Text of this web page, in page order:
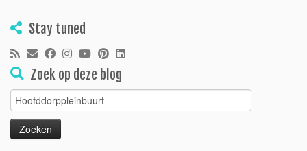
Stay tuned
Zoek op deze blog
Zoeken
naar: